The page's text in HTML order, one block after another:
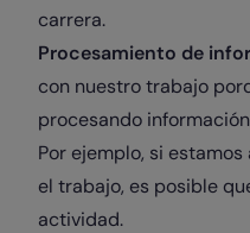
carrera.
Procesamiento de
con nuestro trabajo
procesando
Por ejemplo, si
el trabajo, es posible
actividad.